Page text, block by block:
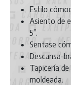
Estilo
Asiento de
5’’.
Sentase
Descansa-
Tapicería
moldeada.